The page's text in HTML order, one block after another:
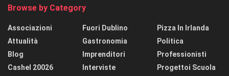
Browse by Category
Associazioni
Attualità
Blog
Cashel 20026
Fuori Dublino
Gastronomia
Imprenditori
Interviste
Pizza In Irlanda
Politica
Professionisti
Progettoi Scuola